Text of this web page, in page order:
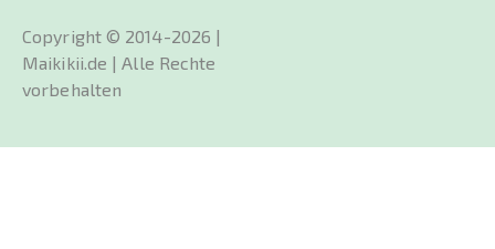
Copyright © 2014-2026 |
Maikikii.de | Alle Rechte
vorbehalten